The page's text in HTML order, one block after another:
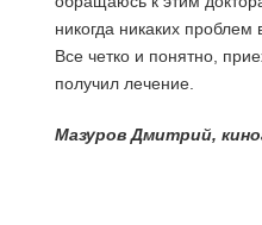
никогда никаких
Все четко и понятно,
получил лечение.
Мазуров Дмитрий,